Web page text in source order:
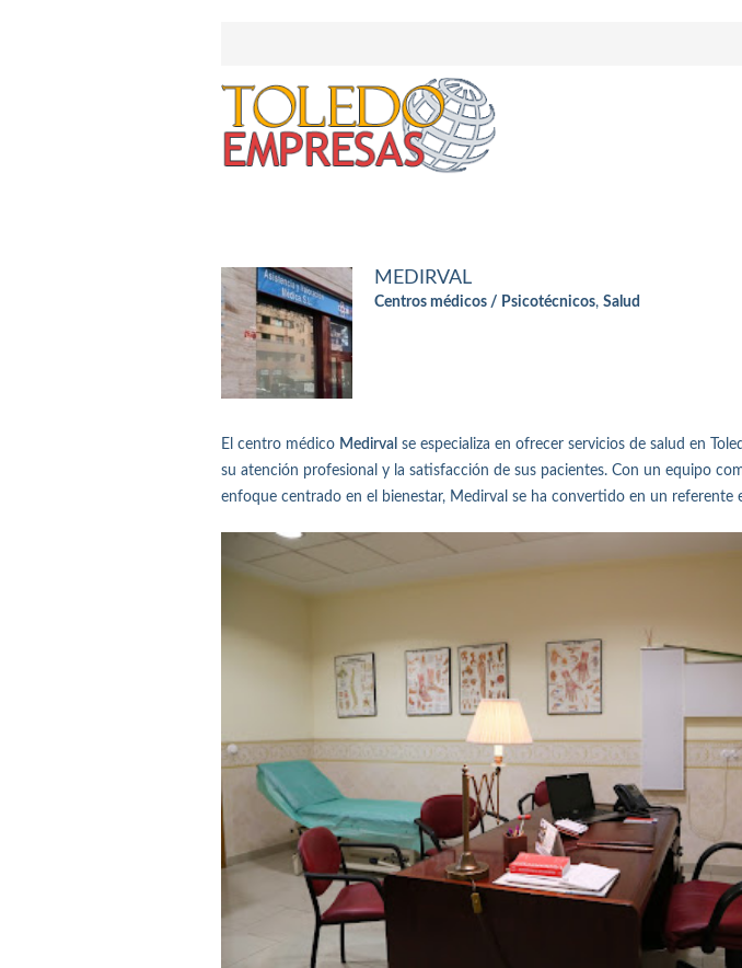
MEDIRVAL
Centros médicos / Psicotécnicos, Salud
El centro médico Medirval se especializa en ofrecer servicios de salud en
su atención profesional y la satisfacción de sus pacientes. Con un equipo
enfoque centrado en el bienestar, Medirval se ha convertido en un referente